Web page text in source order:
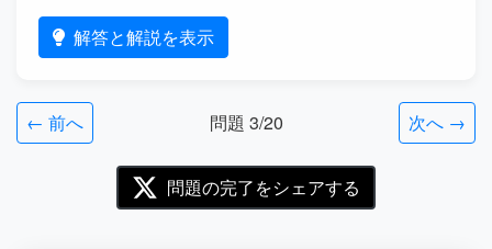
解答と解説を表示
← 前へ 問題 3/20 次へ →
問題の完了をシェアする